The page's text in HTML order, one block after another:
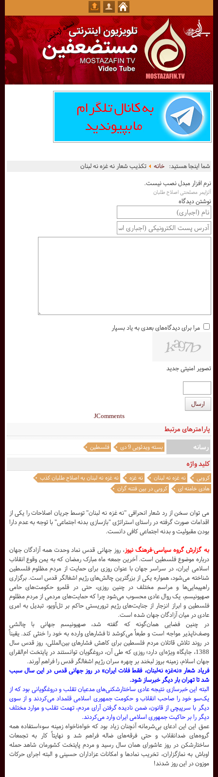
شما اینجا هستید:خانه
تکذیب شعار نه غزه نه لبنان
نرم افزار مبدل نصب نیست.
آلزایمر مصلحتی اصلاح طلبان
می توان سخن از رد شعار انحرافی "نه غزه نه لبنان" توسط جریان اصلاحات را یکی از
اقدامات صورت گرفته در راستای استراتژی "بازسازی بدنه اجتماعی" با توجه به عدم دارا
بودن مقبولیت و بدنه اجتماعی کافی دانست.
به گزارش گروه سیاسی-فرهنگ نیوز، روز جهانی قدس نماد وحدت همه آزادگان جهان
درباره موضوع فلسطین است.آخرین جمعه ماه مبارک رمضان که به یمن وقوع انقلاب
اسلامی ایران، در سراسر جهان با عنوان روزی برای حمایت از مردم مظلوم فلسطین
شناخته می‌شود، همواره یکی از بزرگترین چالش‌های رژیم اشغالگر قدس است. برگزاری
راهپیمایی‌ها و مراسم مختلف در چنین روزی، حتی در قلمرو حکومت‌های حامی
صهیونیسم، یک روال عادی محسوب می‌شود چرا که حمایت‌های مردمی از مردم مظلوم
فلسطین و ابراز انزجار از جنایت‌های رژیم تروریستی حاکم بر تل‌آویو، تبدیل به امری
عادی در میان آزادگان جهان شده است.
در چنین فضایی همان‌گونه که گفته شد، صهیونیسم جهانی با چالشی
وصف‌ناپذیر مواجه است و طبعاً می‌کوشد تا فشارهای وارده به خود را خنثی کند. یقیناً
در روند تلاش قاتلان مردم فلسطین برای کاهش فشارهای بین‌المللی، روز قدس سال
1388، جایگاه ویژه‌ای دارد؛ روزی که طی آن، دروغگویان توانستند در پایتخت ام‌القرای
جهان اسلام، زمینه بروز لبخند بر چهره سران رژیم اشغالگر قدس را فراهم آورند.
فریاد شعار «نه‌غزه نه‌لبنان، فقط فلات ایران» در روز جهانی قدس در این سال سبب
شد تا تهران بار دیگر خبرساز شود.
البته این خبرسازی نتیجه عادی ساختارشکنی‌های مدعیان تقلب و دروغگویانی بود که از
یک‌سو خود را صاحب انقلاب و حکومت جمهوری اسلامی قلمداد می‌کردند و از سوی
دیگر با سرپیچی از قانون، ضمن نادیده گرفتن آرای مردم، تهمت تقلب و موارد مختلف
دیگر را بر حاکیت جمهوری اسلامی ایران وارد می‌کردند.
عمق این این ادعای بی‌شرمانه آنچنان زیاد بود که خواه‌ناخواه زمینه سوءاستفاده همه
گروه‌های ضدانقلاب و حتی فرقه‌های ضاله فراهم شد و نهایتاً کار به تجمعات
ساختارشکن در روز عاشورای همان سال رسید و مردم پایتخت کشورمان شاهد حمله
اوباش به نمازگزاران، تخریب نمادها و امکانات عزاداران حسینی و البته اجرای حرکات
موزون در این روز شدند!
کلید واژه
کروبی نه غزه نه لبنان نه غزه
نه غزه نه لبنان به اصلاح طلبان کذب
هادی خامنه ای
کروبی در بین فتنه گران
پارامترهای مرتبط
رسانه
بسته ویدئویی 9 دی فلسطین
نوشتن دیدگاه
مرا برای دیدگاه‌های بعدی به یاد بسپار
تصویر امنیتی جدید
ارسال
JComments